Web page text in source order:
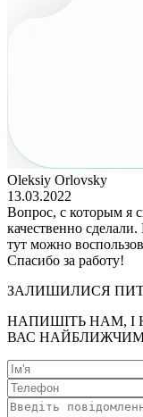
Oleksiy Orlovsky
13.03.2022
Вопрос, с которым я
качественно
тут можно
Спасибо за работу!
ЗАЛИШИЛИСЯ
НАПИШІТЬ НАМ, І
ВАС